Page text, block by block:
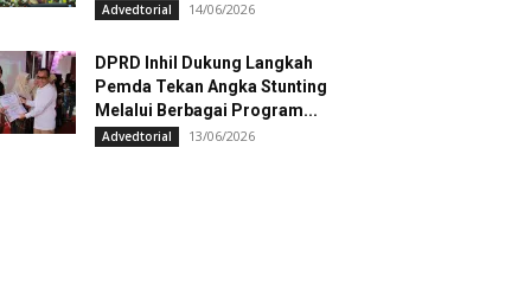
Advedtorial 14/06/2026
DPRD Inhil Dukung Langkah
Pemda Tekan Angka Stunting
Melalui Berbagai Program...
Advedtorial 13/06/2026